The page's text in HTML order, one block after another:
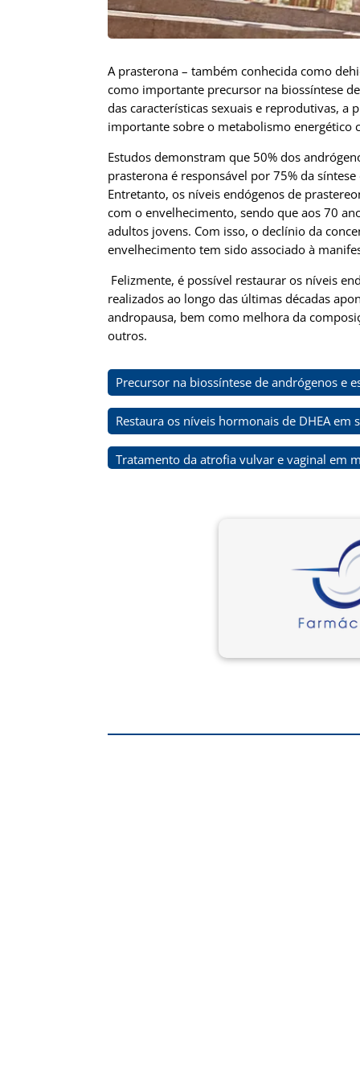
A prasterona – também conhecida como
como importante precursor na biossíntese
das características sexuais e reprodutivas, a
importante sobre o metabolismo energético
Estudos demonstram que 50% dos
prasterona é responsável por 75% da
Entretanto, os níveis endógenos de
com o envelhecimento, sendo que aos 70
adultos jovens. Com isso, o declínio da
envelhecimento tem sido associado à
Felizmente, é possível restaurar os níveis
realizados ao longo das últimas décadas
andropausa, bem como melhora da
outros.
Precursor na biossíntese de andrógenos e
Restaura os níveis hormonais de DHEA
Tratamento da atrofia vulvar e vaginal em